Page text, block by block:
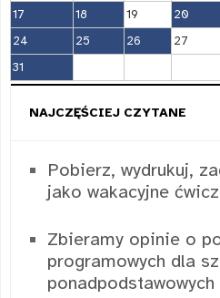
17
18 19 20
24
25 26 27
31
NAJCZĘŚCIEJ CZYTANE
Pobierz, wydrukuj,
jako wakacyjne
Zbieramy opinie o
programowych dla
ponadpodstawowych